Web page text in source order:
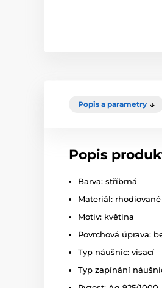
Popis a parametry
Popis
Barva: stříbrná
Materiál:
Motiv: květina
Povrchová úprava:
Typ náušnic: visací
Typ zapínání